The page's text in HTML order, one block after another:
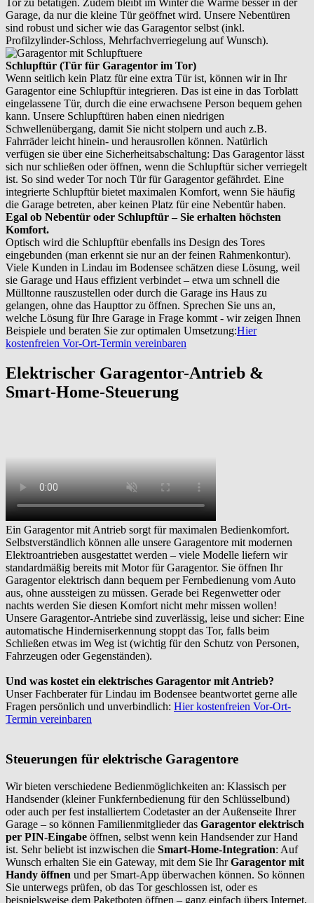
Tor zu betätigen. Zudem bleibt im Winter die Wärme besser in der
Garage, da nur die kleine Tür geöffnet wird. Unsere Nebentüren
sind robust und sicher wie das Garagentor selbst (inkl.
Profilzylinder-Schloss, Mehrfachverriegelung auf Wunsch).
Schlupftür (Tür für Garagentor im Tor)
Wenn seitlich kein Platz für eine extra Tür ist, können wir in Ihr
Garagentor eine Schlupftür integrieren. Das ist eine in das Torblatt
eingelassene Tür, durch die eine erwachsene Person bequem gehen
kann. Unsere Schlupftüren haben einen niedrigen
Schwellenübergang, damit Sie nicht stolpern und auch z.B.
Fahrräder leicht hinein- und herausrollen können. Natürlich
verfügen sie über eine Sicherheitsabschaltung: Das Garagentor lässt
sich nur schließen oder öffnen, wenn die Schlupftür sicher verriegelt
ist. So sind weder Tor noch Tür für Garagentor gefährdet. Eine
integrierte Schlupftür bietet maximalen Komfort, wenn Sie häufig
die Garage betreten, aber keinen Platz für eine Nebentür haben.
Egal ob Nebentür oder Schlupftür – Sie erhalten höchsten
Komfort.
Optisch wird die Schlupftür ebenfalls ins Design des Tores
eingebunden (man erkennt sie nur an der feinen Rahmenkontur).
Viele Kunden in Lindau im Bodensee schätzen diese Lösung, weil
sie Garage und Haus effizient verbindet – etwa um schnell die
Mülltonne rauszustellen oder durch die Garage ins Haus zu
gelangen, ohne das Haupttor zu öffnen. Sprechen Sie uns an,
welche Lösung für Ihre Garage in Frage kommt - wir zeigen Ihnen
Beispiele und beraten Sie zur optimalen Umsetzung:Hier
kostenfreien Vor-Ort-Termin vereinbaren
Elektrischer Garagentor-Antrieb &
Smart-Home-Steuerung
Ein Garagentor mit Antrieb sorgt für maximalen Bedienkomfort.
Selbstverständlich können alle unsere Garagentore mit modernen
Elektroantrieben ausgestattet werden – viele Modelle liefern wir
standardmäßig bereits mit Motor für Garagentor. Sie öffnen Ihr
Garagentor elektrisch dann bequem per Fernbedienung vom Auto
aus, ohne aussteigen zu müssen. Gerade bei Regenwetter oder
nachts werden Sie diesen Komfort nicht mehr missen wollen!
Unsere Garagentor-Antriebe sind zuverlässig, leise und sicher: Eine
automatische Hinderniserkennung stoppt das Tor, falls beim
Schließen etwas im Weg ist (wichtig für den Schutz von Personen,
Fahrzeugen oder Gegenständen).
Und was kostet ein elektrisches Garagentor mit Antrieb?
Unser Fachberater für Lindau im Bodensee beantwortet gerne alle
Fragen persönlich und unverbindlich: Hier kostenfreien Vor-Ort-
Termin vereinbaren
Steuerungen für elektrische Garagentore
Wir bieten verschiedene Bedienmöglichkeiten an: Klassisch per
Handsender (kleiner Funkfernbedienung für den Schlüsselbund)
oder auch per fest installiertem Codetaster an der Außenseite Ihrer
Garage – so können Familienmitglieder das Garagentor elektrisch
per PIN-Eingabe öffnen, selbst wenn kein Handsender zur Hand
ist. Sehr beliebt ist inzwischen die Smart-Home-Integration: Auf
Wunsch erhalten Sie ein Gateway, mit dem Sie IhrGaragentor mit
Handy öffnen und per Smart-App überwachen können. So können
Sie unterwegs prüfen, ob das Tor geschlossen ist, oder es
beispielsweise dem Paketboten öffnen – ganz einfach übers Internet,